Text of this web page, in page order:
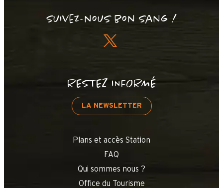
Suivez-nous bon sang !
RESTEZ INFORMÉ
LA NEWSLETTER
Plans et accès Station
FAQ
Qui sommes nous ?
Office du Tourisme